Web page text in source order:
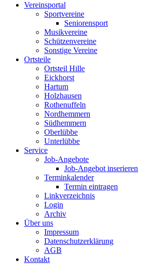
Vereinsportal
Sportvereine
Seniorensport
Musikvereine
Schützenvereine
Sonstige Vereine
Ortsteile
Ortsteil Hille
Eickhorst
Hartum
Holzhausen
Rothenuffeln
Nordhemmern
Südhemmern
Oberlübbe
Unterlübbe
Service
Job-Angebote
Job-Angebot inserieren
Terminkalender
Termin eintragen
Linkverzeichnis
Login
Archiv
Über uns
Impressum
Datenschutzerklärung
AGB
Kontakt